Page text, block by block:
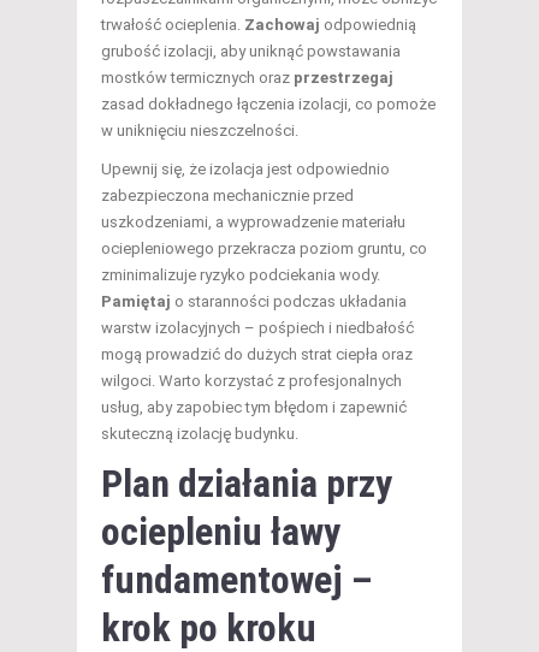
trwałość ocieplenia. Zachowaj odpowiednią
grubość izolacji, aby uniknąć powstawania
mostków termicznych oraz przestrzegaj
zasad dokładnego łączenia izolacji, co pomoże
w uniknięciu nieszczelności.
Upewnij się, że izolacja jest odpowiednio
zabezpieczona mechanicznie przed
uszkodzeniami, a wyprowadzenie materiału
ociepleniowego przekracza poziom gruntu, co
zminimalizuje ryzyko podciekania wody.
Pamiętaj o staranności podczas układania
warstw izolacyjnych – pośpiech i niedbałość
mogą prowadzić do dużych strat ciepła oraz
wilgoci. Warto korzystać z profesjonalnych
usług, aby zapobiec tym błędom i zapewnić
skuteczną izolację budynku.
Plan działania przy
ociepleniu ławy
fundamentowej –
krok po kroku